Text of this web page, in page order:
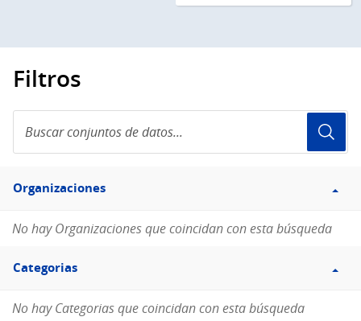
Filtros
conjuntos
de
Filtro
Organizaciones
Organizaciones
No hay Organizaciones que coincidan con esta búsqueda
Filtro
Categorias
Categorias
No hay Categorias que coincidan con esta búsqueda